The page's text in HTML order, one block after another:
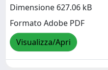
Dimensione 627.06 kB
Formato Adobe PDF
Visualizza/Apri